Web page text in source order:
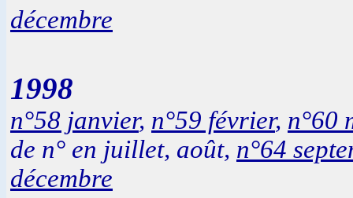
décembre
1998
n°58 janvier, n°59 février, n°60
de n° en juillet, août, n°64
décembre